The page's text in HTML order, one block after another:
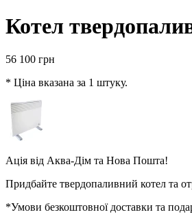
Котел
56 100 грн
* Ціна вказана за 1 штуку.
Ація від Аква-Дім та Нова Пошта!
Придбайте твердопаливний котел та
*Умови безкоштовної доставки та